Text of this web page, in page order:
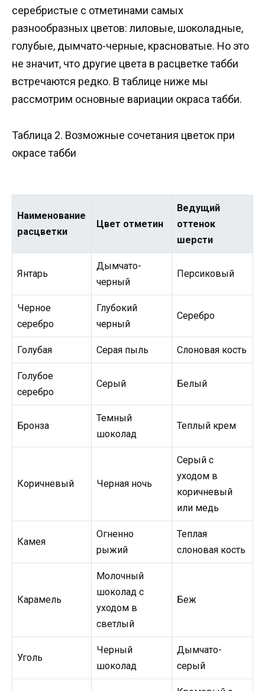
серебристые с отметинами самых
разнообразных цветов: лиловые, шоколадные,
голубые, дымчато-черные, красноватые. Но это
не значит, что другие цвета в расцветке табби
встречаются редко. В таблице ниже мы
рассмотрим основные вариации окраса табби.
Таблица 2. Возможные сочетания цветок при
окрасе табби
Наименование
расцветки
Цвет отметин
Ведущий
оттенок
шерсти
Янтарь
Дымчато-
черный
Персиковый
Черное
серебро
Глубокий
черный
Серебро
Голубая Серая пыль Слоновая кость
Голубое
серебро
Серый Белый
Бронза
Темный
шоколад
Теплый крем
Коричневый Черная ночь
Серый с
уходом в
коричневый
или медь
Камея
Огненно
рыжий
Теплая
слоновая кость
Карамель
Молочный
шоколад с
уходом в
светлый
Беж
Уголь
Черный
шоколад
Дымчато-
серый